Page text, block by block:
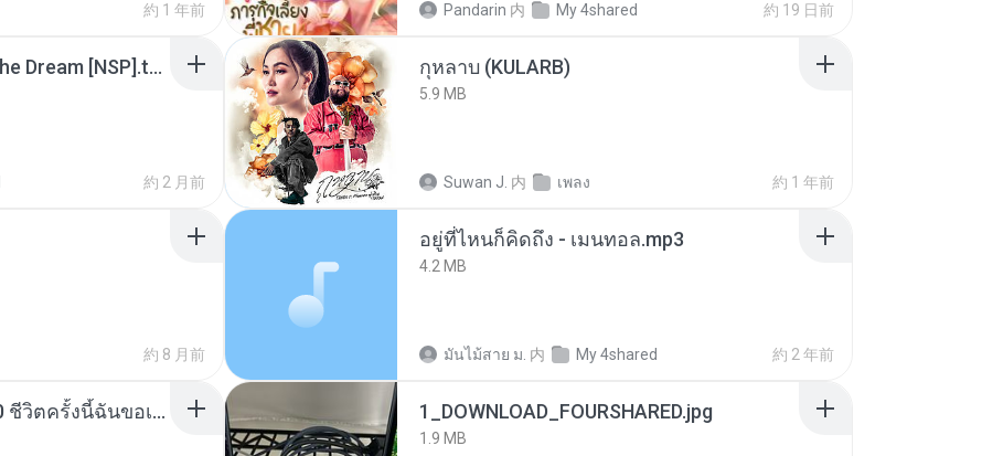
約 1 年前 Pandarin 内 My 4shared 約 19 日前
Tomodachi Life Living the Dream [NSP].torrent
約 2 月前
กุหลาบ (KULARB)
5.9 MB
Suwan J. 内 เพลง 約 1 年前
約 8 月前
อยู่ที่ไหนก็คิดถึง - เมนทอล.mp3
4.2 MB
มันไม้สาย ม. 内 My 4shared 約 2 年前
ย้อนเวลากลับมาในยุค 70 ชีวิตครั้งนี้ฉันขอเลือกเอง จบ.pdf 1_DOWNLOAD_FOURSHARED.jpg
1.9 MB